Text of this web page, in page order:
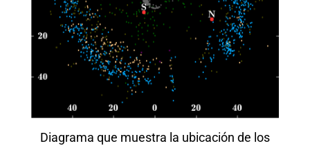
Diagrama que muestra la ubicación de los